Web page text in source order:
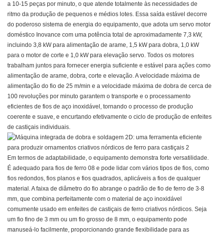
a 10-15 peças por minuto, o que atende totalmente às necessidades de
ritmo da produção de pequenos e médios lotes. Essa saída estável decorre
do poderoso sistema de energia do equipamento, que adota um servo motor
doméstico Inovance com uma potência total de aproximadamente 7,3 kW,
incluindo 3,8 kW para alimentação de arame, 1,5 kW para dobra, 1,0 kW
para o motor de corte e 1,0 kW para elevação servo. Todos os motores
trabalham juntos para fornecer energia suficiente e estável para ações como
alimentação de arame, dobra, corte e elevação. A velocidade máxima de
alimentação do fio de 25 m/min e a velocidade máxima de dobra de cerca de
100 revoluções por minuto garantem o transporte e o processamento
eficientes de fios de aço inoxidável, tornando o processo de produção
coerente e suave, e encurtando efetivamente o ciclo de produção de enfeites
de castiçais individuais.
Em termos de adaptabilidade, o equipamento demonstra forte versatilidade.
É adequado para fios de ferro 08 e pode lidar com vários tipos de fios, como
fios redondos, fios planos e fios quadrados, aplicáveis a fios de qualquer
material. A faixa de diâmetro do fio abrange o padrão de fio de ferro de 3-8
mm, que combina perfeitamente com o material de aço inoxidável
comumente usado em enfeites de castiçais de ferro criativos nórdicos. Seja
um fio fino de 3 mm ou um fio grosso de 8 mm, o equipamento pode
manuseá-lo facilmente, proporcionando grande flexibilidade para as